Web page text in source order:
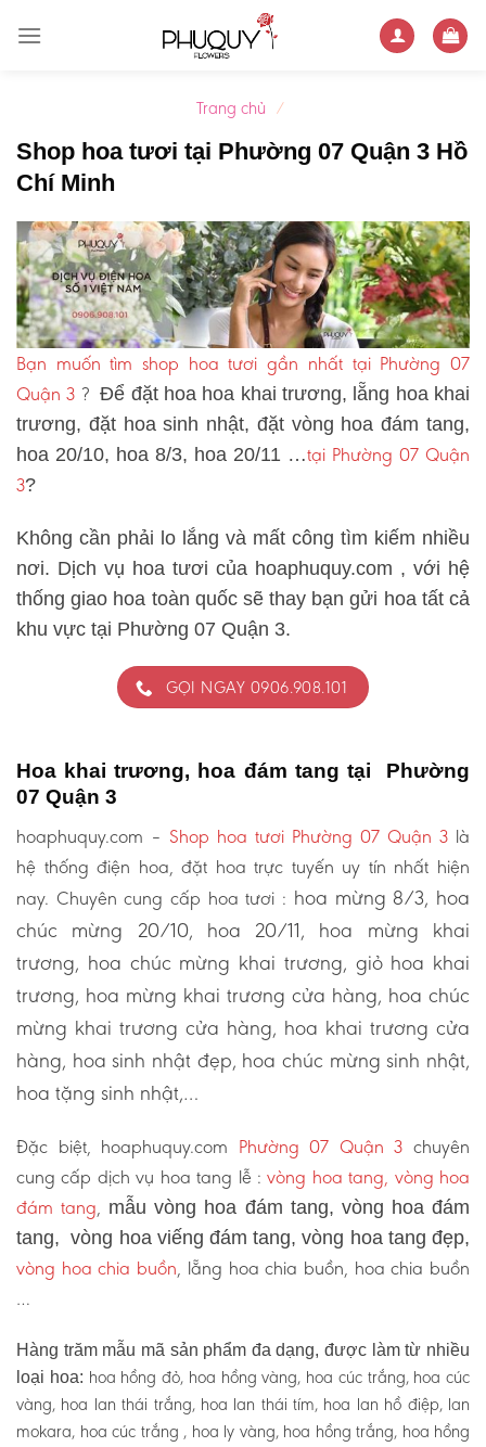
Trang chủ /
Shop hoa tươi tại Phường 07 Quận 3 Hồ
Chí Minh
Bạn muốn tìm shop hoa tươi gần nhất tại Phường 07
Quận 3 ?Để đặt hoa hoa khai trương, lẵng hoa khai
trương, đặt hoa sinh nhật, đặt vòng hoa đám tang,
hoa 20/10, hoa 8/3, hoa 20/11 …tại Phường 07 Quận
3?
Không cần phải lo lắng và mất công tìm kiếm nhiều
nơi. Dịch vụ hoa tươi của hoaphuquy.com , với hệ
thống giao hoa toàn quốc sẽ thay bạn gửi hoa tất cả
khu vực tại Phường 07 Quận 3.
GỌI NGAY 0906.908.101
Hoa khai trương, hoa đám tang tại Phường
07 Quận 3
hoaphuquy.com – Shop hoa tươi Phường 07 Quận 3 là
hệ thống điện hoa, đặt hoa trực tuyến uy tín nhất hiện
nay. Chuyên cung cấp hoa tươi : hoa mừng 8/3, hoa
chúc mừng 20/10, hoa 20/11, hoa mừng khai
trương, hoa chúc mừng khai trương, giỏ hoa khai
trương, hoa mừng khai trương cửa hàng, hoa chúc
mừng khai trương cửa hàng, hoa khai trương cửa
hàng, hoa sinh nhật đẹp, hoa chúc mừng sinh nhật,
hoa tặng sinh nhật,…
Đặc biệt, hoaphuquy.com Phường 07 Quận 3 chuyên
cung cấp dịch vụ hoa tang lễ :vòng hoa tang, vòng hoa
đám tang, mẫu vòng hoa đám tang, vòng hoa đám
tang, vòng hoa viếng đám tang, vòng hoa tang đẹp,
vòng hoa chia buồn, lẵng hoa chia buồn, hoa chia buồn
…
Hàng trăm mẫu mã sản phẩm đa dạng, được làm từ nhiều
loại hoa: hoa hồng đỏ, hoa hồng vàng, hoa cúc trắng, hoa cúc
vàng, hoa lan thái trắng, hoa lan thái tím, hoa lan hồ điệp, lan
mokara, hoa cúc trắng , hoa ly vàng, hoa hồng trắng, hoa hồng